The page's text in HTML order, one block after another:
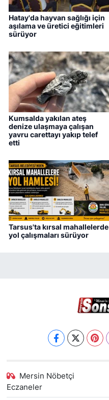
Hatay'da hayvan sağlığı için
aşılama ve üretici eğitimleri
sürüyor
Kumsalda yakılan ateş
denize ulaşmaya çalışan
yavru carettayı yakıp telef
etti
Tarsus'ta kırsal mahallelerde
yol çalışmaları sürüyor
Mersin Nöbetçi
Eczaneler